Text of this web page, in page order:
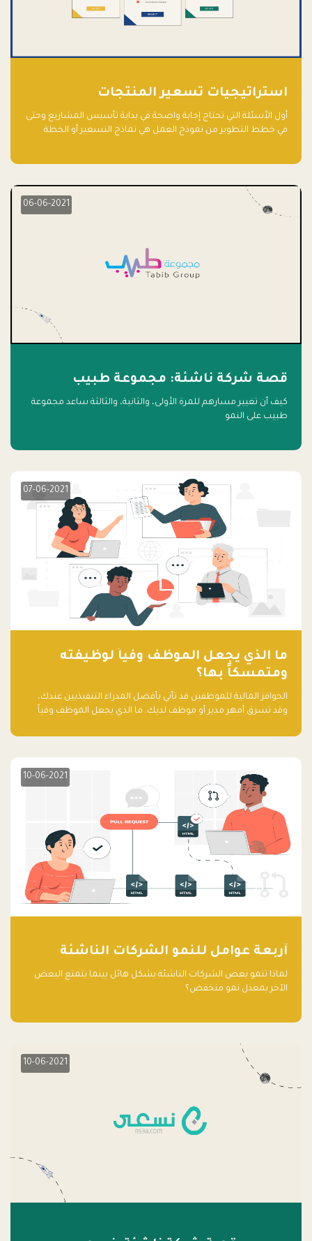
استراتيجيات تسعير المنتجات
أول الأسئلة التي تحتاج إجابة واضحة في بداية تأسيس المشاريع وحتى
في خطط التطوير من نموذج العمل هي نماذج التسعير أو الخطة
06-06-2021
قصة شركة ناشئة: مجموعة طبيب
كيف أن تغيير مسارهم للمرة الأولى، والثانية، والثالثة ساعد مجموعة
طبيب على النمو
07-06-2021
ما الذي يجعل الموظف وفياً لوظيفته
ومتمسكاً بها؟
الحوافز المالية للموظفين قد تأتي بأفضل المدراء التنفيذيين عندك،
وقد تسرق أمهر مدير أو موظف لديك. ما الذي يجعل الموظف وفياً
10-06-2021
آربعة عوامل للنمو الشركات الناشئة
لماذا تنمو بعض الشركات الناشئة بشكل هائل بينما يتمتع البعض
الآخر بمعدل نمو منخفض؟
10-06-2021